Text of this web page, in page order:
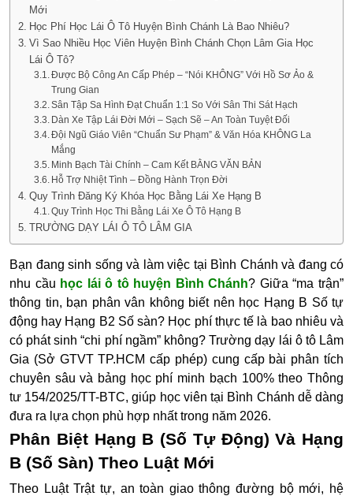
Mới
Học Phí Học Lái Ô Tô Huyện Bình Chánh Là Bao Nhiêu?
Vì Sao Nhiều Học Viên Huyện Bình Chánh Chọn Lâm Gia Học
Lái Ô Tô?
Được Bộ Công An Cấp Phép – “Nói KHÔNG” Với Hồ Sơ Ảo &
Trung Gian
Sân Tập Sa Hình Đạt Chuẩn 1:1 So Với Sân Thi Sát Hạch
Dàn Xe Tập Lái Đời Mới – Sạch Sẽ – An Toàn Tuyệt Đối
Đội Ngũ Giáo Viên “Chuẩn Sư Phạm” & Văn Hóa KHÔNG La
Mắng
Minh Bạch Tài Chính – Cam Kết BẰNG VĂN BẢN
Hỗ Trợ Nhiệt Tình – Đồng Hành Trọn Đời
Quy Trình Đăng Ký Khóa Học Bằng Lái Xe Hạng B
Quy Trình Học Thi Bằng Lái Xe Ô Tô Hạng B
TRƯỜNG DẠY LÁI Ô TÔ LÂM GIA
Bạn đang sinh sống và làm việc tại Bình Chánh và đang có
nhu cầu học lái ô tô huyện Bình Chánh? Giữa “ma trận”
thông tin, bạn phân vân không biết nên học Hạng B Số tự
động hay Hạng B2 Số sàn? Học phí thực tế là bao nhiêu và
có phát sinh “chi phí ngầm” không?Trường dạy lái ô tô Lâm
Gia (Sở GTVT TP.HCM cấp phép) cung cấp bài phân tích
chuyên sâu và bảng học phí minh bạch 100% theo Thông
tư 154/2025/TT-BTC, giúp học viên tại Bình Chánh dễ dàng
đưa ra lựa chọn phù hợp nhất trong năm 2026.
Phân Biệt Hạng B (Số Tự Động) Và Hạng
B (Số Sàn) Theo Luật Mới
Theo Luật Trật tự, an toàn giao thông đường bộ mới, hệ